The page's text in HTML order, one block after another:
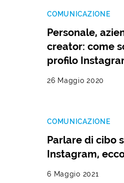
COMUNICAZIONE
Personale,
creator: come
profilo
26 Maggio 2020
COMUNICAZIONE
Parlare di cibo
Instagram,
6 Maggio 2021